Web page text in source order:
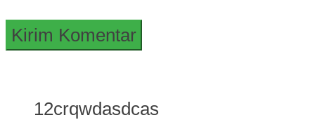
12crqwdasdcas